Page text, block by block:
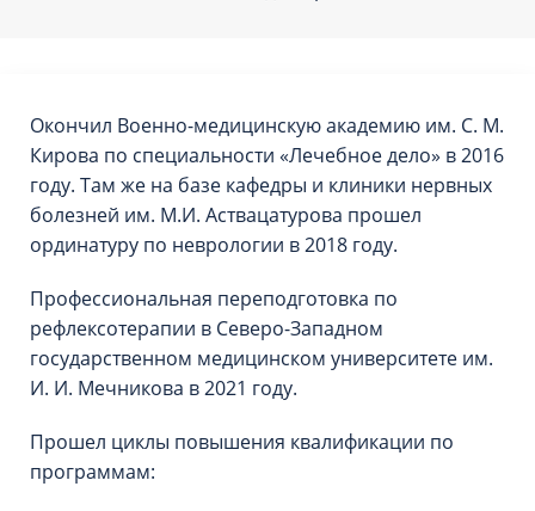
Окончил Военно-медицинскую академию им. С. М.
Кирова по специальности «Лечебное дело» в 2016
году. Там же на базе кафедры и клиники нервных
болезней им. М.И. Аствацатурова прошел
ординатуру по неврологии в 2018 году.
Профессиональная переподготовка по
рефлексотерапии в Северо-Западном
государственном медицинском университете им.
И. И. Мечникова в 2021 году.
Прошел циклы повышения квалификации по
программам: